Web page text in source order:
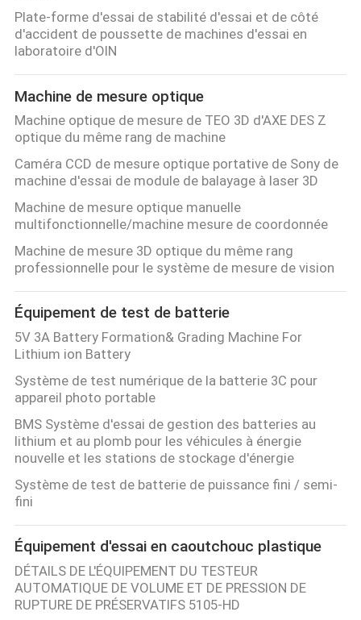
Plate-forme d'essai de stabilité d'essai et de côté
d'accident de poussette de machines d'essai en
laboratoire d'OIN
Machine de mesure optique
Machine optique de mesure de TEO 3D d'AXE DES Z
optique du même rang de machine
Caméra CCD de mesure optique portative de Sony de
machine d'essai de module de balayage à laser 3D
Machine de mesure optique manuelle
multifonctionnelle/machine mesure de coordonnée
Machine de mesure 3D optique du même rang
professionnelle pour le système de mesure de vision
Équipement de test de batterie
5V 3A Battery Formation& Grading Machine For
Lithium ion Battery
Système de test numérique de la batterie 3C pour
appareil photo portable
BMS Système d'essai de gestion des batteries au
lithium et au plomb pour les véhicules à énergie
nouvelle et les stations de stockage d'énergie
Système de test de batterie de puissance fini / semi-
fini
Équipement d'essai en caoutchouc plastique
DÉTAILS DE L'ÉQUIPEMENT DU TESTEUR
AUTOMATIQUE DE VOLUME ET DE PRESSION DE
RUPTURE DE PRÉSERVATIFS 5105-HD